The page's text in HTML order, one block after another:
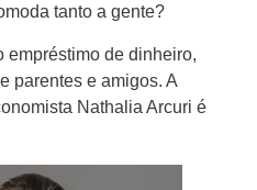
tanto a gente?
empréstimo de dinheiro,
parentes e amigos. A
Nathalia Arcuri é